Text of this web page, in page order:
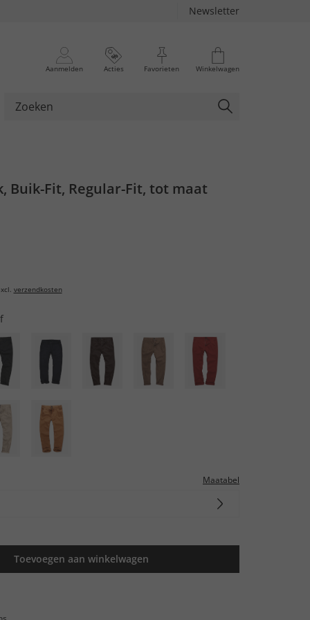
Newsletter
Aanmelden Acties Favorieten Winkelwagen
Buik-Fit, Regular-Fit, tot maat
verzendkosten
Maatabel
Toevoegen aan winkelwagen